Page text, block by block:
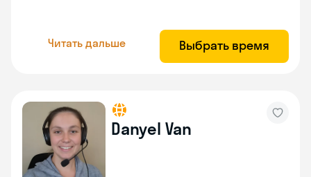
Читать дальше Выбрать время
Danyel Van